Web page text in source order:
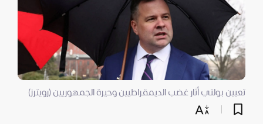
تعيين بولتي أثار غضب الديمقراطيين وحيرة الجمهوريين (رويترز)